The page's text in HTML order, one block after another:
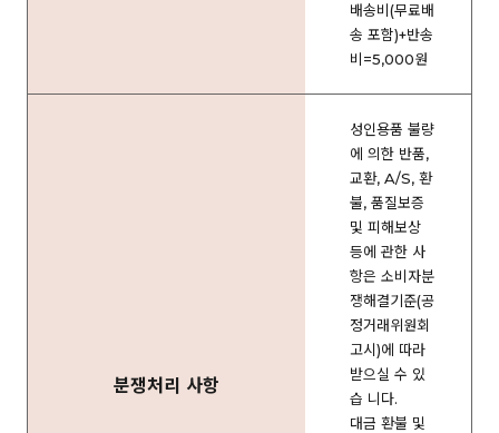
배송비(무료배
송 포함)+반송
비=5,000원
분쟁처리 사항
성인용품 불량
에 의한 반품,
교환, A/S, 환
불, 품질보증
및 피해보상
등에 관한 사
항은 소비자분
쟁해결기준(공
정거래위원회
고시)에 따라
받으실 수 있
습 니다.
대금 환불 및